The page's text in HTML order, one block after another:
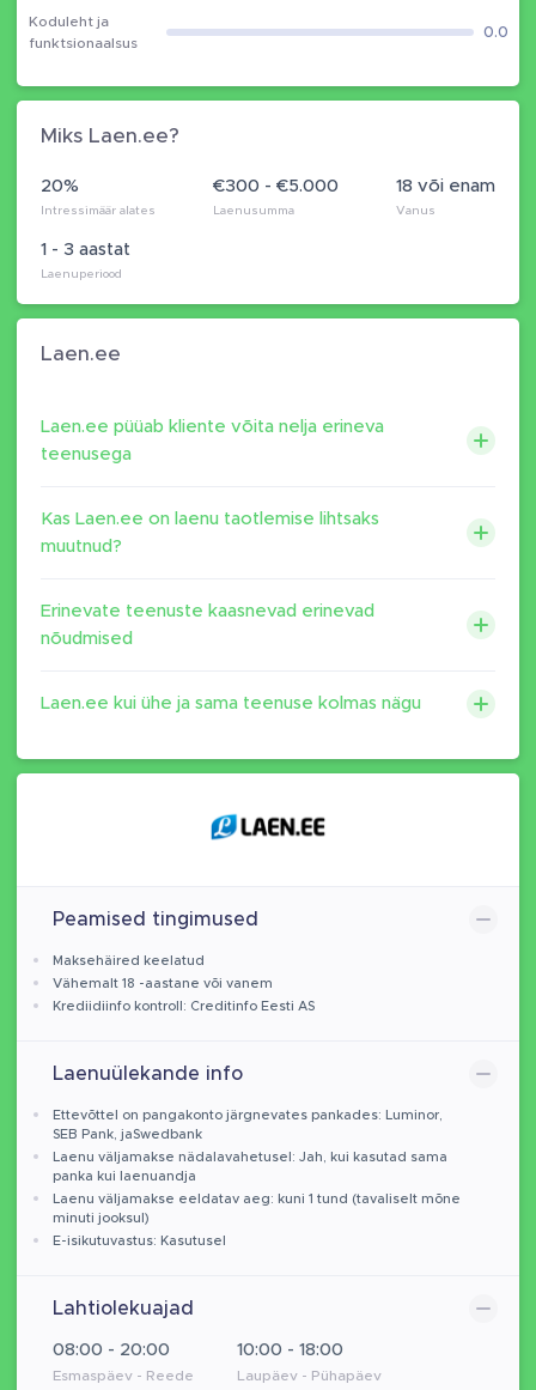
Koduleht ja
funktsionaalsus
0.0
Miks Laen.ee?
20%
Intressimäär alates
€300 - €5.000
Laenusumma
1 - 3 aastat
Laenuperiood
18 või enam
Vanus
Laen.ee
Laen.ee püüab kliente võita nelja erineva
teenusega
Kas Laen.ee on laenu taotlemise lihtsaks
muutnud?
Erinevate teenuste kaasnevad erinevad
nõudmised
Laen.ee kui ühe ja sama teenuse kolmas nägu
Peamised tingimused
Maksehäired keelatud
Vähemalt 18 -aastane või vanem
Krediidiinfo kontroll: Creditinfo Eesti AS
Laenuülekande info
Ettevõttel on pangakonto järgnevates pankades: Luminor,
SEB Pank, jaSwedbank
Laenu väljamakse nädalavahetusel: Jah, kui kasutad sama
panka kui laenuandja
Laenu väljamakse eeldatav aeg: kuni 1 tund (tavaliselt mõne
minuti jooksul)
E-isikutuvastus: Kasutusel
Lahtiolekuajad
08:00 - 20:00
Esmaspäev - Reede
10:00 - 18:00
Laupäev - Pühapäev